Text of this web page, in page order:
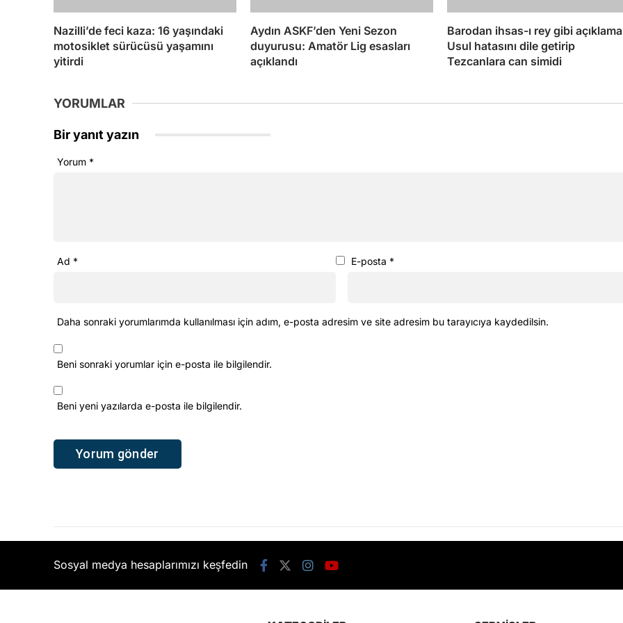
Nazilli’de feci kaza: 16 yaşındaki
motosiklet sürücüsü yaşamını
yitirdi
Aydın ASKF’den Yeni Sezon
duyurusu: Amatör Lig esasları
açıklandı
Barodan ihsas-ı rey gibi
Usul hatasını dile getirip
Tezcanlara can simidi
YORUMLAR
Bir yanıt yazın
Yorum *
Ad * E-posta *
Daha sonraki yorumlarımda kullanılması için adım, e-posta adresim ve site adresim bu tarayıcıya kaydedilsin.
Beni sonraki yorumlar için e-posta ile bilgilendir.
Beni yeni yazılarda e-posta ile bilgilendir.
Sosyal medya hesaplarımızı keşfedin